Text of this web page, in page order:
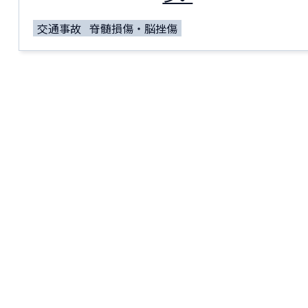
交通事故 脊髄損傷・脳挫傷